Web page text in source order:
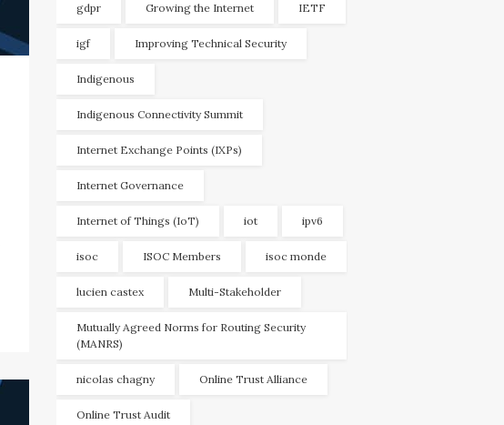
gdpr Growing the Internet IETF
igf Improving Technical Security
Indigenous
Indigenous Connectivity Summit
Internet Exchange Points (IXPs)
Internet Governance
Internet of Things (IoT) iot ipv6
isoc ISOC Members isoc monde
lucien castex Multi-Stakeholder
Mutually Agreed Norms for Routing Security
(MANRS)
nicolas chagny Online Trust Alliance
Online Trust Audit